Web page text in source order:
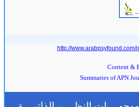
http://
Content &
Summaries of APN